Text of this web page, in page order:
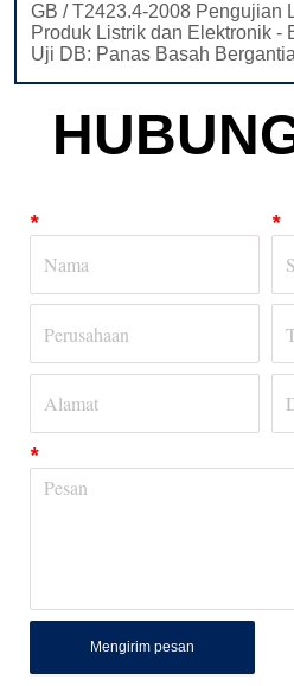
* *
*
Mengirim pesan